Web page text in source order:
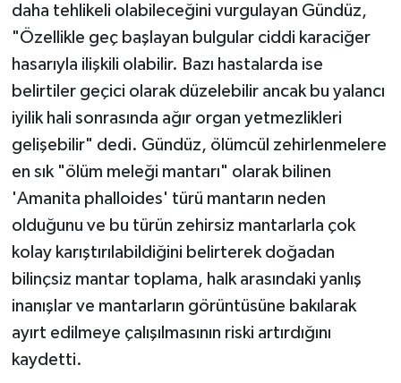
daha tehlikeli olabileceğini vurgulayan Gündüz,
"Özellikle geç başlayan bulgular ciddi karaciğer
hasarıyla ilişkili olabilir. Bazı hastalarda ise
belirtiler geçici olarak düzelebilir ancak bu yalancı
iyilik hali sonrasında ağır organ yetmezlikleri
gelişebilir" dedi. Gündüz, ölümcül zehirlenmelere
en sık "ölüm meleği mantarı" olarak bilinen
'Amanita phalloides' türü mantarın neden
olduğunu ve bu türün zehirsiz mantarlarla çok
kolay karıştırılabildiğini belirterek doğadan
bilinçsiz mantar toplama, halk arasındaki yanlış
inanışlar ve mantarların görüntüsüne bakılarak
ayırt edilmeye çalışılmasının riski artırdığını
kaydetti.